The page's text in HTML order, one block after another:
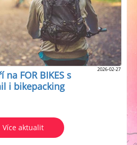
2026-02-27
na FOR BIKES s
i bikepacking
Více aktualit